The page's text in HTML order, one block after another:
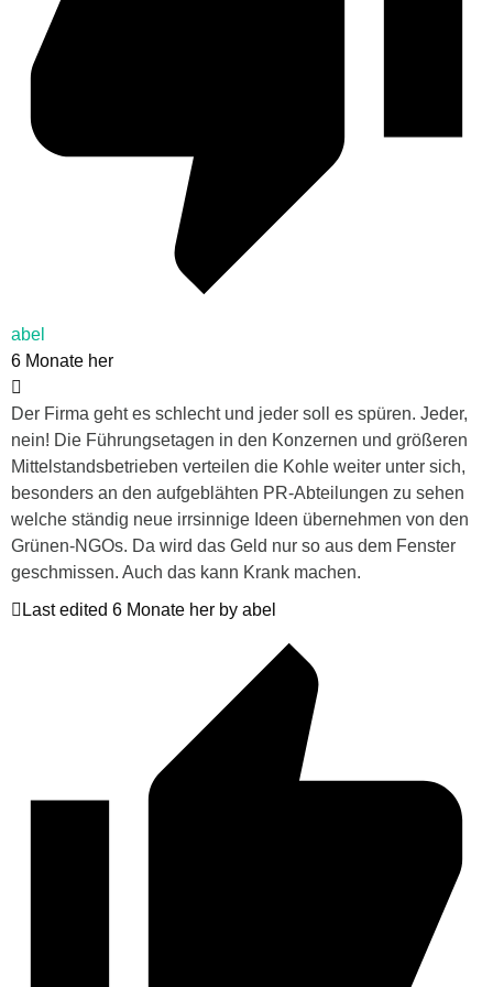
abel
6 Monate her
Der Firma geht es schlecht und jeder soll es spüren. Jeder,
nein! Die Führungsetagen in den Konzernen und größeren
Mittelstandsbetrieben verteilen die Kohle weiter unter sich,
besonders an den aufgeblähten PR-Abteilungen zu sehen
welche ständig neue irrsinnige Ideen übernehmen von den
Grünen-NGOs. Da wird das Geld nur so aus dem Fenster
geschmissen. Auch das kann Krank machen.
Last edited 6 Monate her by abel